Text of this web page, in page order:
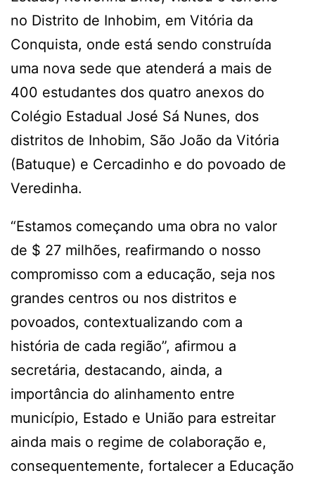
no Distrito de Inhobim, em Vitória da
Conquista, onde está sendo construída
uma nova sede que atenderá a mais de
400 estudantes dos quatro anexos do
Colégio Estadual José Sá Nunes, dos
distritos de Inhobim, São João da Vitória
(Batuque) e Cercadinho e do povoado de
Veredinha.
“Estamos começando uma obra no valor
de $ 27 milhões, reafirmando o nosso
compromisso com a educação, seja nos
grandes centros ou nos distritos e
povoados, contextualizando com a
história de cada região”, afirmou a
secretária, destacando, ainda, a
importância do alinhamento entre
município, Estado e União para estreitar
ainda mais o regime de colaboração e,
consequentemente, fortalecer a Educação